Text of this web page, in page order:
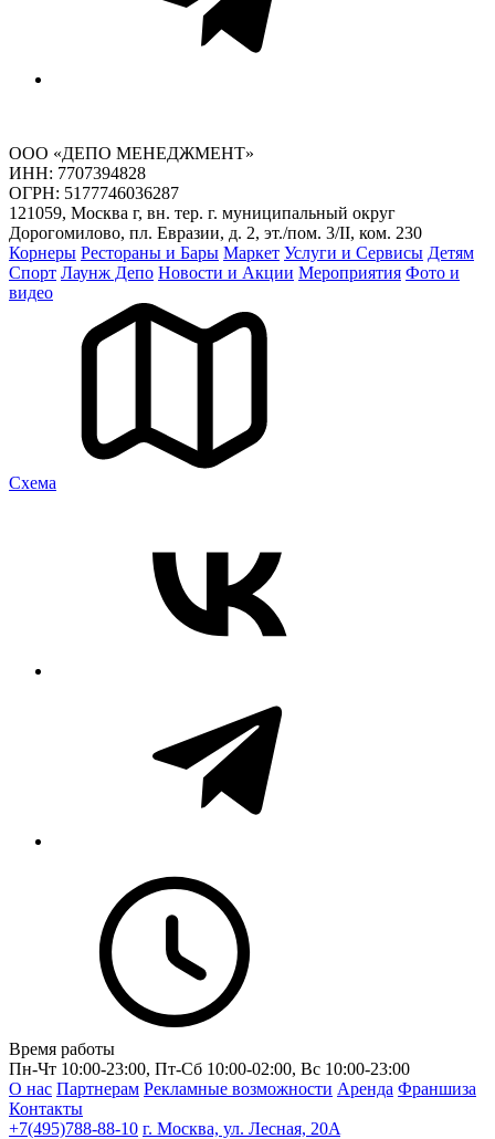
ООО «ДЕПО МЕНЕДЖМЕНТ»
ИНН: 7707394828
ОГРН: 5177746036287
121059, Москва г, вн. тер. г. муниципальный округ
Дорогомилово, пл. Евразии, д. 2, эт./пом. 3/II, ком. 230
Корнеры Рестораны и Бары Маркет Услуги и Сервисы Детям
Спорт Лаунж Депо Новости и Акции Мероприятия Фото и
видео
Cхема
Время работы
Пн-Чт 10:00-23:00, Пт-Сб 10:00-02:00, Вс 10:00-23:00
О нас Партнерам Рекламные возможности Аренда Франшиза
Контакты
+7(495)788-88-10 г. Москва, ул. Лесная, 20A